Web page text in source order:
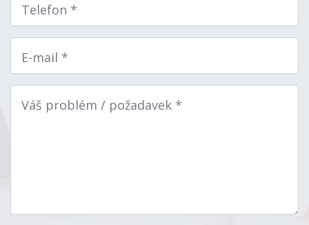
Telefon *
E-mail *
Váš problém / požadavek *